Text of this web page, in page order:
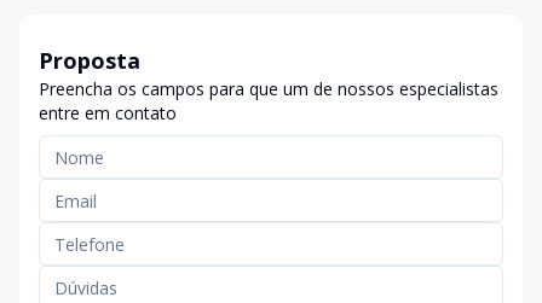
Proposta
Preencha os campos para que um de nossos especialistas
entre em contato